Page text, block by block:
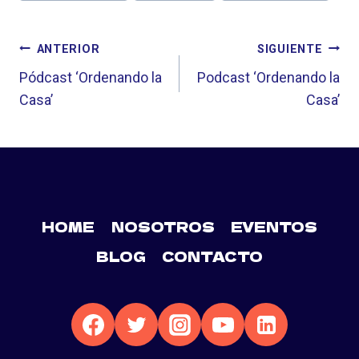
entrada:
NAVEGACIÓN
DE
ENTRADAS
ANTERIOR
Pódcast ‘Ordenando la
Casa’
SIGUIENTE
Podcast ‘Ordenando la
Casa’
HOME NOSOTROS
EVENTOS
BLOG
CONTACTO